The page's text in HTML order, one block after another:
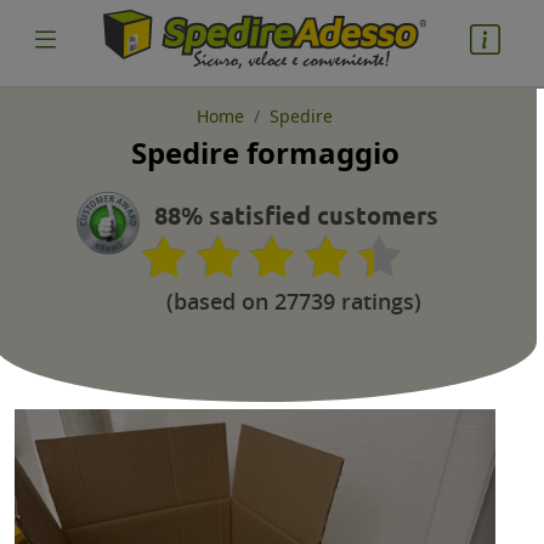
cosa spedire
Pacco
Nazione partenza
Nazione arrivo
quantità
Home Spedire
Spedire formaggio
88% satisfied customers
(based on 27739 ratings)